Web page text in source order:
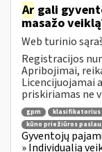
Ar gali
masažo
Web turinio
Registracijos
Apribojimai,
Licencijuojamai
priskiriamas ne
gpm klasifikatorius
kūno priežiūros
Gyventojų
» Individualią